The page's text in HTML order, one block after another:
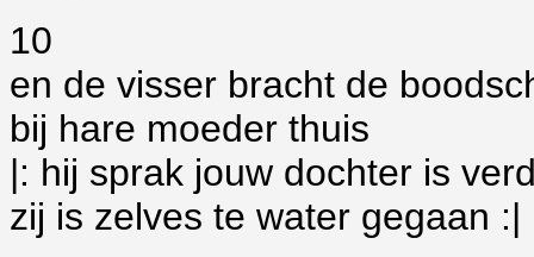
10
en de visser bracht de
bij hare moeder thuis
|: hij sprak jouw dochter is
zij is zelves te water gegaan :|